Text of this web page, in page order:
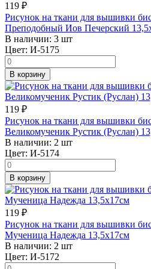
119 ₽
Рисунок на ткани для вышивки
Преподобный Иов Печерский
В наличии: 3 шт
Цвет: И-5175
В корзину
119 ₽
Рисунок на ткани для вышивки
Великомученик Рустик (Руслан)
В наличии: 2 шт
Цвет: И-5174
В корзину
119 ₽
Рисунок на ткани для вышивки
Мученица Надежда 13,5х17см
В наличии: 2 шт
Цвет: И-5172